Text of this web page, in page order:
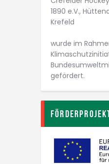
1890 e.V.,
Krefeld
wurde im
gefördert.